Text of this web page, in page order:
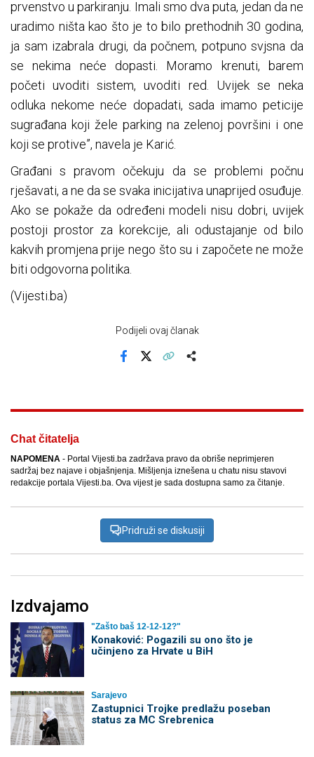
prvenstvo u parkiranju. Imali smo dva puta, jedan da ne
uradimo ništa kao što je to bilo prethodnih 30 godina,
ja sam izabrala drugi, da počnem, potpuno svjsna da
se nekima neće dopasti. Moramo krenuti, barem
početi uvoditi sistem, uvoditi red. Uvijek se neka
odluka nekome neće dopadati, sada imamo peticije
sugrađana koji žele parking na zelenoj površini i one
koji se protive”, navela je Karić.
Građani s pravom očekuju da se problemi počnu
rješavati, a ne da se svaka inicijativa unaprijed osuđuje.
Ako se pokaže da određeni modeli nisu dobri, uvijek
postoji prostor za korekcije, ali odustajanje od bilo
kakvih promjena prije nego što su i započete ne može
biti odgovorna politika.
(Vijesti.ba)
Podijeli ovaj članak
Chat čitatelja
NAPOMENA - Portal Vijesti.ba zadržava pravo da obriše neprimjeren
sadržaj bez najave i objašnjenja. Mišljenja iznešena u chatu nisu stavovi
redakcije portala Vijesti.ba. Ova vijest je sada dostupna samo za čitanje.
Pridruži se diskusiji
Izdvajamo
"Zašto baš 12-12-12?"
Konaković: Pogazili su ono što je
učinjeno za Hrvate u BiH
Sarajevo
Zastupnici Trojke predlažu poseban
status za MC Srebrenica